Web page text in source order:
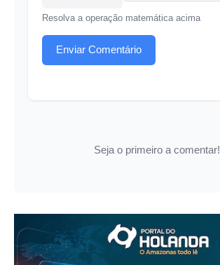
Resolva a operação matemática acima
Enviar Comentário
Seja o primeiro a comentar!